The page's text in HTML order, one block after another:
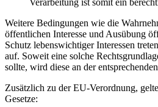
Verarbeitung ist somit ein
Weitere Bedingungen wie die
öffentlichen Interesse und Ausübung
Schutz lebenswichtiger Interessen
auf. Soweit eine solche
sollte, wird diese an der
Zusätzlich zu der EU-Verordnung,
Gesetze: